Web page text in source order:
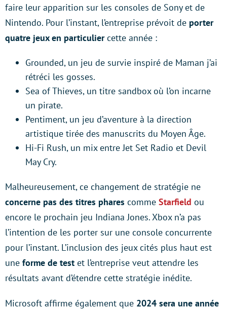
faire leur apparition sur les consoles de Sony et de
Nintendo. Pour l’instant, l’entreprise prévoit de porter
quatre jeux en particuliercette année :
Grounded, un jeu de survie inspiré de Maman j’ai
rétréci les gosses.
Sea of Thieves, un titre sandbox où l’on incarne
un pirate.
Pentiment, un jeu d’aventure à la direction
artistique tirée des manuscrits du Moyen Âge.
Hi-Fi Rush, un mix entre Jet Set Radio et Devil
May Cry.
Malheureusement, ce changement de stratégie ne
concerne pas des titres phares comme Starfield ou
encore le prochain jeu Indiana Jones. Xbox n’a pas
l’intention de les porter sur une console concurrente
pour l’instant. L’inclusion des jeux cités plus haut est
une forme de test et l’entreprise veut attendre les
résultats avant d’étendre cette stratégie inédite.
Microsoft affirme également que 2024 sera une année